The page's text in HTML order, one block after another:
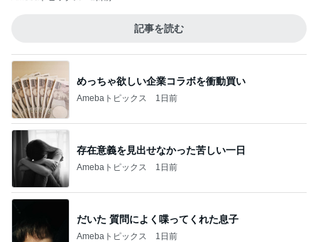
記事を読む
めっちゃ欲しい企業コラボを衝動買い
Amebaトピックス 1日前
存在意義を見出せなかった苦しい一日
Amebaトピックス 1日前
だいた 質問によく喋ってくれた息子
Amebaトピックス 1日前